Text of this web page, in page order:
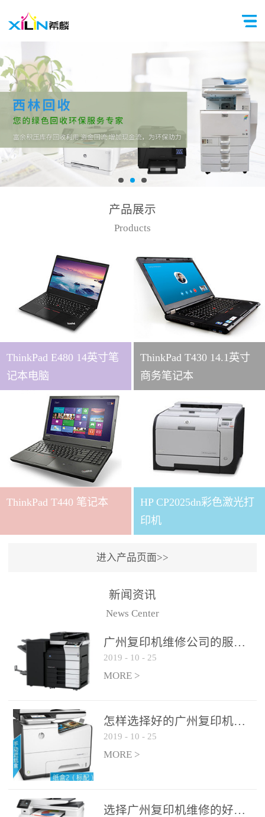
产品展示
Products
ThinkPad E480 14英寸笔
记本电脑
ThinkPad T430 14.1英寸
商务笔记本
ThinkPad T440 笔记本
HP CP2025dn彩色激光打
印机
进入产品页面>>
新闻资讯
News Center
广州复印机维修公司的服务如何?
2019 - 10 - 25
MORE >
怎样选择好的广州复印机维修公司?
2019 - 10 - 25
MORE >
选择广州复印机维修的好处有哪些?